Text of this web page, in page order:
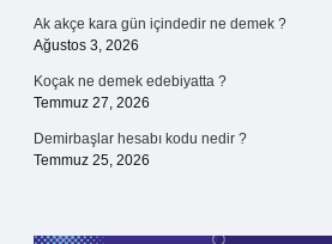
Ak akçe kara gün içindedir ne demek ?
Ağustos 3, 2026
Koçak ne demek edebiyatta ?
Temmuz 27, 2026
Demirbaşlar hesabı kodu nedir ?
Temmuz 25, 2026